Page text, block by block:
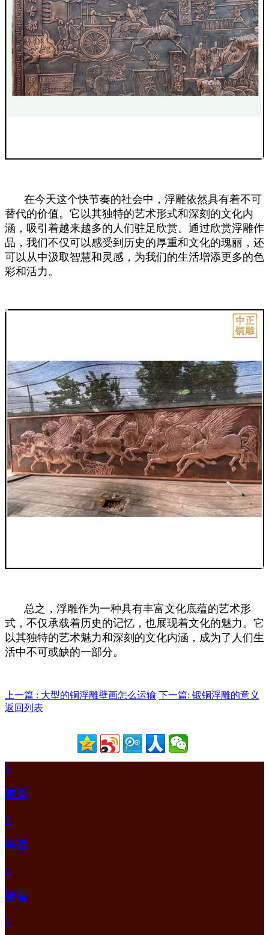
在今天这个快节奏的社会中，浮雕依然具有着不可
替代的价值。它以其独特的艺术形式和深刻的文化内
涵，吸引着越来越多的人们驻足欣赏。通过欣赏浮雕作
品，我们不仅可以感受到历史的厚重和文化的瑰丽，还
可以从中汲取智慧和灵感，为我们的生活增添更多的色
彩和活力。
总之，浮雕作为一种具有丰富文化底蕴的艺术形
式，不仅承载着历史的记忆，也展现着文化的魅力。它
以其独特的艺术魅力和深刻的文化内涵，成为了人们生
活中不可或缺的一部分。
上一篇 : 大型的铜浮雕壁画怎么运输 下一篇: 锻铜浮雕的意义
返回列表

首页

电话

短信
